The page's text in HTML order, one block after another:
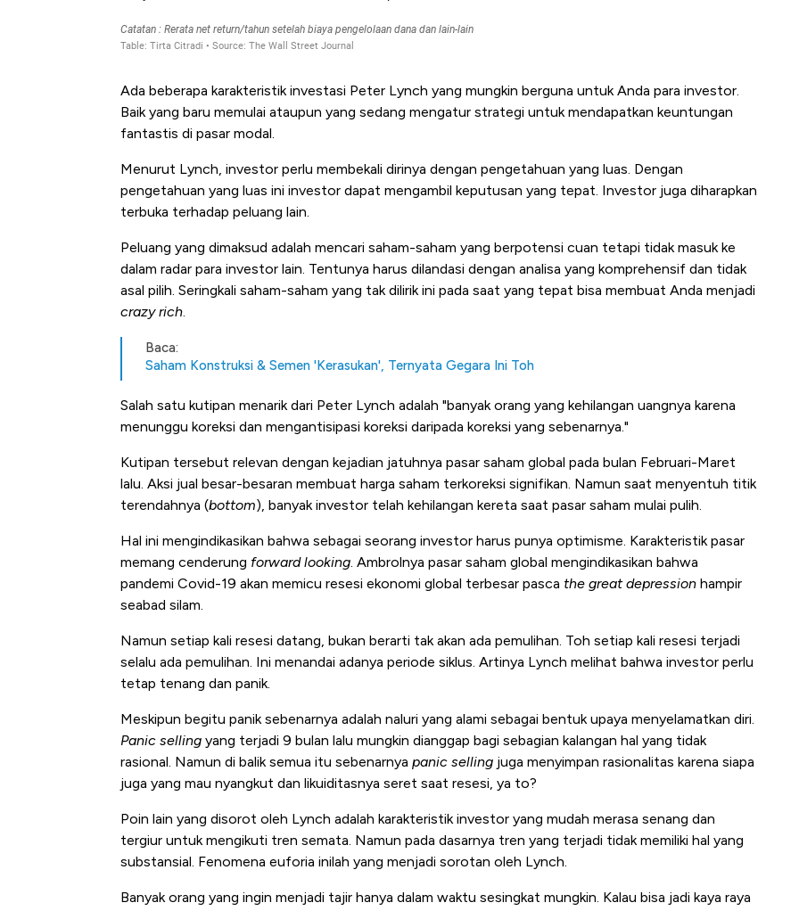
Ada beberapa karakteristik investasi Peter Lynch yang mungkin berguna untuk Anda para investor.
Baik yang baru memulai ataupun yang sedang mengatur strategi untuk mendapatkan keuntungan
fantastis di pasar modal.
Menurut Lynch, investor perlu membekali dirinya dengan pengetahuan yang luas. Dengan
pengetahuan yang luas ini investor dapat mengambil keputusan yang tepat. Investor juga diharapkan
terbuka terhadap peluang lain.
Peluang yang dimaksud adalah mencari saham-saham yang berpotensi cuan tetapi tidak masuk ke
dalam radar para investor lain. Tentunya harus dilandasi dengan analisa yang komprehensif dan tidak
asal pilih. Seringkali saham-saham yang tak dilirik ini pada saat yang tepat bisa membuat Anda menjadi
crazy rich.
Baca:
Saham Konstruksi & Semen 'Kerasukan', Ternyata Gegara Ini Toh
Salah satu kutipan menarik dari Peter Lynch adalah "banyak orang yang kehilangan uangnya karena
menunggu koreksi dan mengantisipasi koreksi daripada koreksi yang sebenarnya."
Kutipan tersebut relevan dengan kejadian jatuhnya pasar saham global pada bulan Februari-Maret
lalu. Aksi jual besar-besaran membuat harga saham terkoreksi signifikan. Namun saat menyentuh titik
terendahnya (bottom), banyak investor telah kehilangan kereta saat pasar saham mulai pulih.
Hal ini mengindikasikan bahwa sebagai seorang investor harus punya optimisme. Karakteristik pasar
memang cenderung forward looking. Ambrolnya pasar saham global mengindikasikan bahwa
pandemi Covid-19 akan memicu resesi ekonomi global terbesar pasca the great depression hampir
seabad silam.
Namun setiap kali resesi datang, bukan berarti tak akan ada pemulihan. Toh setiap kali resesi terjadi
selalu ada pemulihan. Ini menandai adanya periode siklus. Artinya Lynch melihat bahwa investor perlu
tetap tenang dan panik.
Meskipun begitu panik sebenarnya adalah naluri yang alami sebagai bentuk upaya menyelamatkan diri.
Panic selling yang terjadi 9 bulan lalu mungkin dianggap bagi sebagian kalangan hal yang tidak
rasional. Namun di balik semua itu sebenarnya panic selling juga menyimpan rasionalitas karena siapa
juga yang mau nyangkut dan likuiditasnya seret saat resesi, ya to?
Poin lain yang disorot oleh Lynch adalah karakteristik investor yang mudah merasa senang dan
tergiur untuk mengikuti tren semata. Namun pada dasarnya tren yang terjadi tidak memiliki hal yang
substansial. Fenomena euforia inilah yang menjadi sorotan oleh Lynch.
Banyak orang yang ingin menjadi tajir hanya dalam waktu sesingkat mungkin. Kalau bisa jadi kaya raya